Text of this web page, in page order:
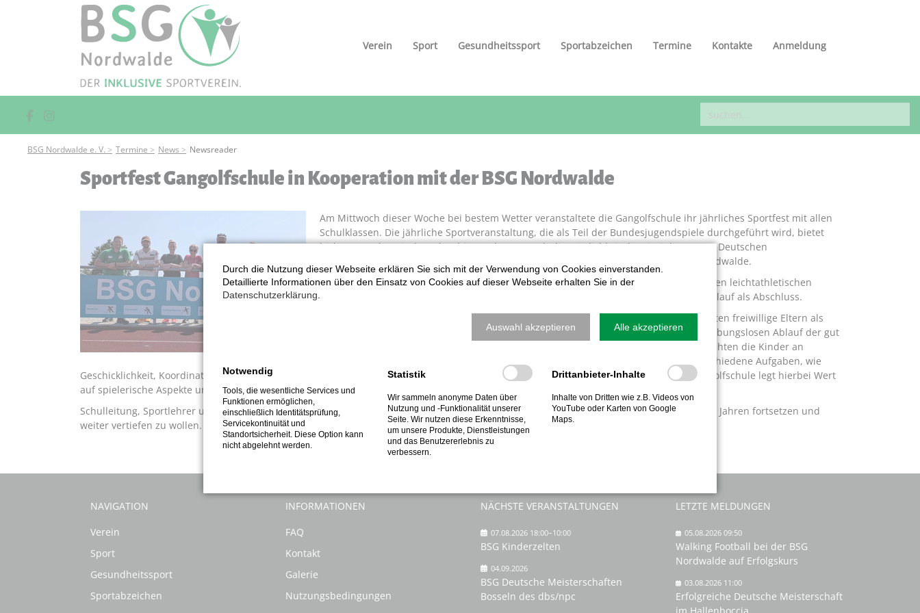
Verein Sport Gesundheitssport Sportabzeichen Termine Kontakte Anmeldung
BSG Nordwalde e. V. Termine News Newsreader
Sportfest Gangolfschule in Kooperation mit der BSG Nordwalde
Am Mittwoch dieser Woche bei bestem Wetter veranstaltete die Gangolfschule ihr jährliches Sportfest mit allen
Schulklassen. Die jährliche Sportveranstaltung, die als Teil der Bundesjugendspiele durchgeführt wird, bietet
bislang nur den Kindern der dritten Klassen auch die Möglichkeit die Disziplinen zum Deutschen
Sportabzeichen abzulegen, hierbei wieder mit tatkräftiger Unterstützung der BSG Nordwalde.
Weit über 140 Kinder, eingeteilt in Jahrgänge und Riegen, maßen ihre Leistungen in den leichtathletischen
Disziplinen wie Weitsprung, Schlagballwurf und Sprint, auch mit einem kleinen Staffellauf als Abschluss.
Neben Lehrerinnen, Lehrern, den Sportabzeichenprüfern der BSG Nordwalde fungierten freiwillige Eltern als
Riegenführungen bzw. Stationshelfer und gewährleisteten mit ihrem Einsatz einen reibungslosen Ablauf der gut
geplanten Veranstaltung. Die Wartezeiten zwischen den einzelnen Disziplinen verbrachten die Kinder an
verschiedenen kurzweiligen Bewegungsstationen und mit kooperativen Spielen. Verschiedene Aufgaben, wie
Geschicklichkeit, Koordination, Kraft und die Zusammenarbeit der Kinder die Teamarbeit erfordern und fördern, waren gefragt. Die Gangolfschule legt hierbei Wert
auf spielerische Aspekte und das Gestalten des Sportfests als eine Mischung aus Wettkampf und Spiel.
Schulleitung, Sportlehrer und die Sportabzeichenprüfer der BSG Nordwalde waren sich einig, die gelungene Kooperation in den nächsten Jahren fortsetzen und
weiter vertiefen zu wollen.
NAVIGATION
Verein
Sport
Gesundheitssport
Sportabzeichen
INFORMATIONEN
FAQ
Kontakt
Galerie
Nutzungsbedingungen
NÄCHSTE VERANSTALTUNGEN
07.08.2026 18:00–10:00
BSG Kinderzelten
04.09.2026
BSG Deutsche Meisterschaften
Bosseln des dbs/npc
LETZTE MELDUNGEN
05.08.2026 09:50
Walking Football bei der BSG
Nordwalde auf Erfolgskurs
03.08.2026 11:00
Erfolgreiche Deutsche Meisterschaft
Durch die Nutzung dieser Webseite erklären Sie sich mit der Verwendung von Cookies einverstanden.
Detaillierte Informationen über den Einsatz von Cookies auf dieser Webseite erhalten Sie in der
Datenschutzerklärung.
Auswahl akzeptieren Alle akzeptieren
Notwendig
Tools, die wesentliche Services und
Funktionen ermöglichen,
einschließlich Identitätsprüfung,
Servicekontinuität und
Standortsicherheit. Diese Option kann
nicht abgelehnt werden.
Statistik
Wir sammeln anonyme Daten über
Nutzung und -Funktionalität unserer
Seite. Wir nutzen diese Erkenntnisse,
um unsere Produkte, Dienstleistungen
und das Benutzererlebnis zu
verbessern.
Drittanbieter-Inhalte
Inhalte von Dritten wie z.B. Videos von
YouTube oder Karten von Google
Maps.